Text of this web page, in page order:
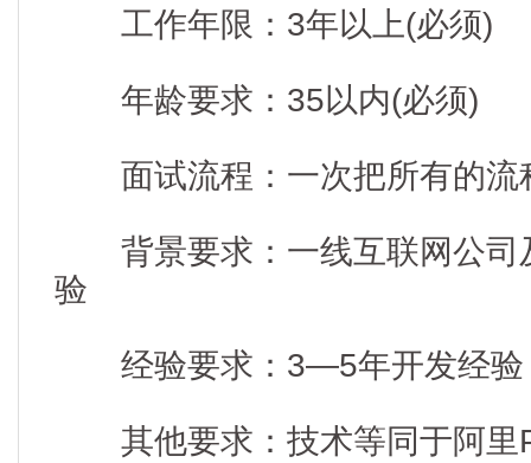
工作年限：3年以上(必须)
年龄要求：35以内(必须)
面试流程：一次把所有的流
背景要求：一线互联网公司
验
经验要求：3—5年开发经验
其他要求：技术等同于阿里